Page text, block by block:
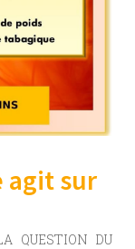
agit sur
QUESTION DU